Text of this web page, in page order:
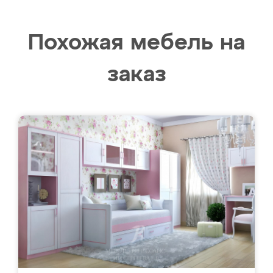
Похожая мебель на
заказ